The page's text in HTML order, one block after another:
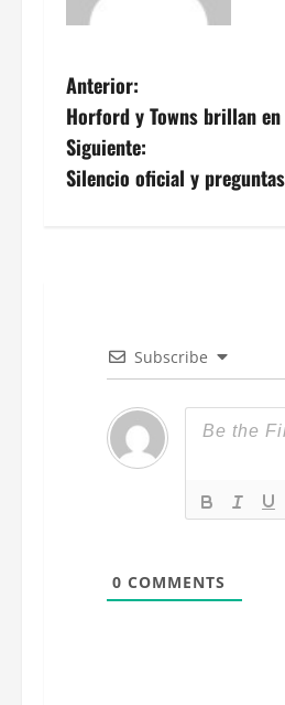
N
a
v
Anterior:
Horford y Towns brillan
Siguiente:
Silencio oficial y
Subscribe
0 COMMENTS